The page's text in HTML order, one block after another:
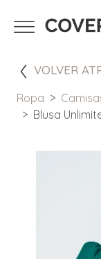
VOLVER
Ropa
Blusa